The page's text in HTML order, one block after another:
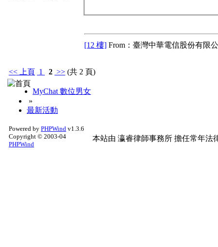
[12 樓] From：臺灣中華電信股份有限
<< 上頁 1 2 >> (共 2 頁)
MyChat 數位男女
»
最新活動
Powered by PHPWind v1.3.6
Copyright © 2003-04
PHPWind
本站由 瀛睿律師事務所 擔任常年法